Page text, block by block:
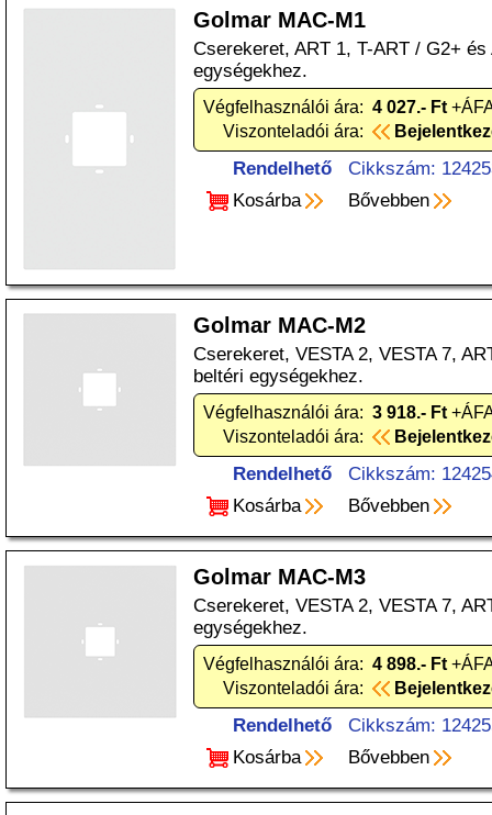
Golmar MAC-M1
Cserekeret, ART 1, T-ART / G2+ és
egységekhez.
Végfelhasználói ára: 4 027.- Ft
Viszonteladói ára:
Rendelhető
Cikkszám:
Kosárba
Bővebben
Golmar MAC-M2
Cserekeret, VESTA 2, VESTA 7,
beltéri egységekhez.
Végfelhasználói ára: 3 918.- Ft
Viszonteladói ára:
Rendelhető
Cikkszám:
Kosárba
Bővebben
Golmar MAC-M3
Cserekeret, VESTA 2, VESTA 7,
egységekhez.
Végfelhasználói ára: 4 898.- Ft
Viszonteladói ára:
Rendelhető
Cikkszám:
Kosárba
Bővebben